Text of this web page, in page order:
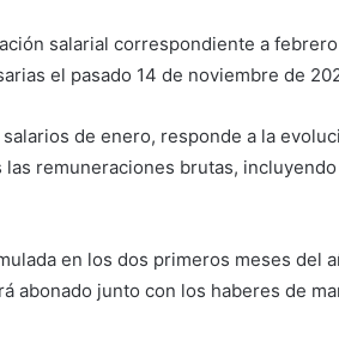
salarial correspondiente a
el pasado 14 de noviembre de
de enero, responde a la
remuneraciones brutas,
en los dos primeros meses del
abonado junto con los haberes de